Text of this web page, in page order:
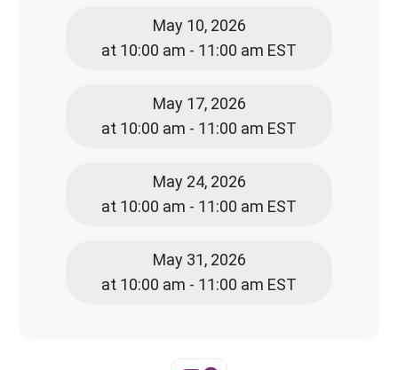
May 10, 2026
at 10:00 am - 11:00 am EST
May 17, 2026
at 10:00 am - 11:00 am EST
May 24, 2026
at 10:00 am - 11:00 am EST
May 31, 2026
at 10:00 am - 11:00 am EST